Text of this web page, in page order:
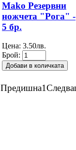
Mako Резервни
ножчета "Рога" -
5 бр.
Цена: 3.50лв.
Брой:
Предишна1